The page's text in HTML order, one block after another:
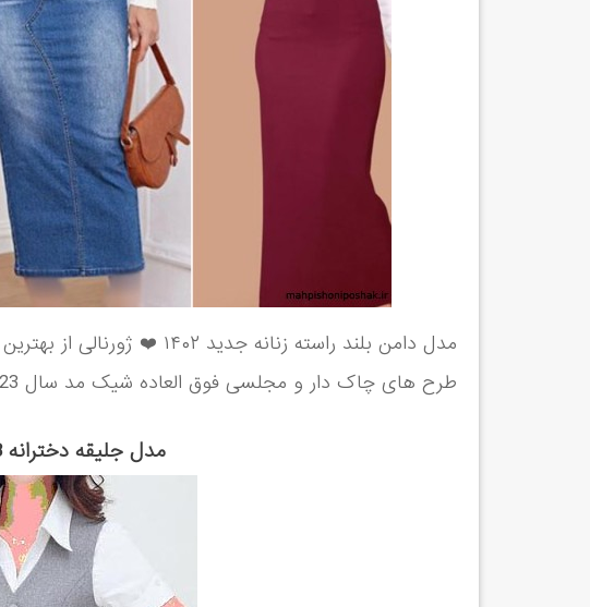
مدل دامن بلند راسته زنانه جدید ۱۴۰۲ ❤️ ژورنالی از بهترین
طرح های چاک دار و مجلسی فوق العاده شیک مد سال 2023
مدل جلیقه دخترانه 2018